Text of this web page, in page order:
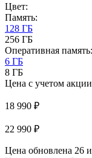
Цвет:
Память:
128 ГБ
256 ГБ
Оперативная память:
6 ГБ
8 ГБ
Цена с учетом акции
18 990 ₽
22 990 ₽
Цена обновлена 26